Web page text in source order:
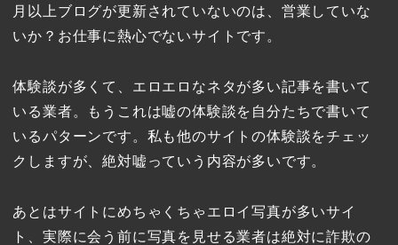
月以上ブログが更新されていないのは、営業していな
いか？お仕事に熱心でないサイトです。
体験談が多くて、エロエロなネタが多い記事を書いて
いる業者。もうこれは嘘の体験談を自分たちで書いて
いるパターンです。私も他のサイトの体験談をチェッ
クしますが、絶対嘘っていう内容が多いです。
あとはサイトにめちゃくちゃエロイ写真が多いサイ
ト、実際に会う前に写真を見せる業者は絶対に詐欺の